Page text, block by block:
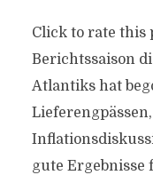
Click to rate this
Berichtssaison
Atlantiks hat
gute Ergebnisse